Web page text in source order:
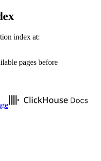
index at:
pages before